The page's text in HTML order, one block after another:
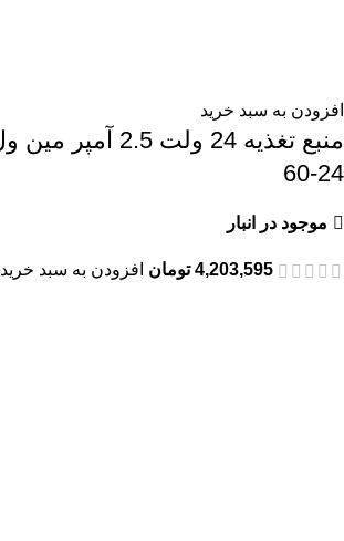
افزودن به سبد خرید
60-24
موجود در انبار
4,203,595 تومان افزودن به سبد خرید